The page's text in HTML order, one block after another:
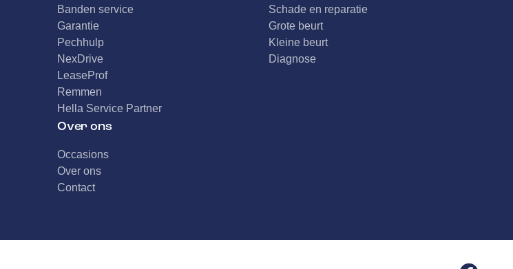
Banden service
Garantie
Pechhulp
NexDrive
LeaseProf
Remmen
Hella Service Partner
Schade en reparatie
Grote beurt
Kleine beurt
Diagnose
Over ons
Occasions
Over ons
Contact